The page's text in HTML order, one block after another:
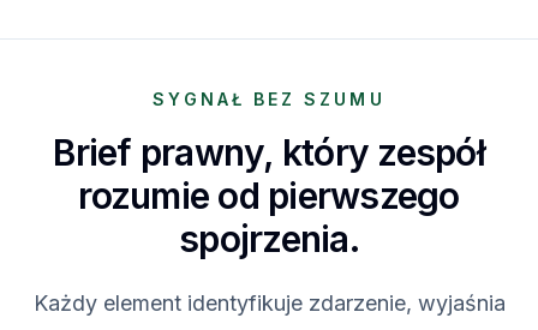
SYGNAŁ BEZ SZUMU
Brief prawny, który zespół
rozumie od pierwszego
spojrzenia.
Każdy element identyfikuje zdarzenie, wyjaśnia